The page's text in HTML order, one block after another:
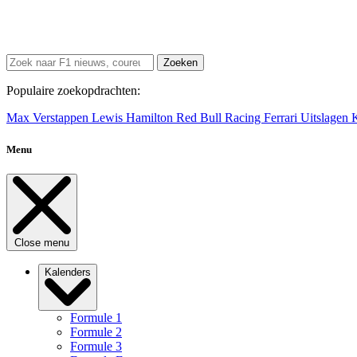
Zoeken
Populaire zoekopdrachten:
Max Verstappen Lewis Hamilton Red Bull Racing Ferrari Uitslagen
Menu
Close menu
Kalenders
Formule 1
Formule 2
Formule 3